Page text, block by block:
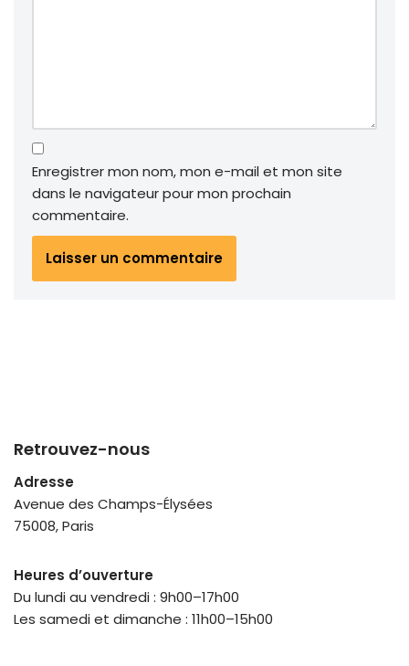
Enregistrer mon nom, mon e-mail et mon site
dans le navigateur pour mon prochain
commentaire.
Retrouvez-nous
Adresse
Avenue des Champs-Élysées
75008, Paris
Heures d’ouverture
Du lundi au vendredi : 9h00–17h00
Les samedi et dimanche : 11h00–15h00